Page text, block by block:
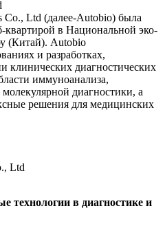
Ltd (далее-Autobio) была
квартирой в Национальной эко-
(Китай). Autobio
и разработках,
клинических диагностических
иммуноанализа,
диагностики, а
решения для медицинских
Ltd
технологии в диагностике и